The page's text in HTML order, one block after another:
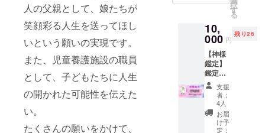
人の父親として、娘たちが
笑顔彩る人生を送ってほし
いという願いの実現です。
また、児童養護施設の職員
として、子どもたちに人生
の開かれた可能性を伝えた
い。
たくさんの願いをかけて、
果効能
は、個
人の体
感であ
り 全て
を保証
するも
のでは
ありま
せん。
画像や
場合は
にご記
入くだ
さい。
✼••┈┈••
✼••┈┈••
✼••┈┈••
✼••┈┈••
✼ 《リ
ターン
提供・
施行責
任者》
✼••┈┈••
✼••┈┈••
✼ 《リ
ターン
提供・
施行責
任者》
主催・
運営
和田 寿
一 ・
サービ
ス内容
て、人
もっと
楽しみ
たい ●
自分に
優しく
なっ
て、周
りにも
優しく
なりた
い ●愛
し方が
✼••┈┈••
✼••┈┈••
✼ 《リ
ターン
提供・
施行責
任者》
主催・
運営
大島英
子 ・
サービ
知的財
産、著
作権は
提供・
施行責
任者に
帰属し
ます。
✼••┈┈••
✼••┈┈••
✼••┈┈••
来の自
分から
のメッ
セージ
を受け
取って
みて下
さい
ね。 ☆
場所：
オンラ
向かう
交通
費、お
食事代
は別途
お支払
い願い
ます。
✼••┈┈••
✼••┈┈••
✼••┈┈••
である
先生が
20年以
上かけ
て研究
された
胎内記
憶の
ワーク
ショッ
プを特
任講
師・宮
択
す
る
10,
000 円
残り26
【神様
鑑定】
鑑定書
PDF＋
オンラ
イン
zoom
セッ
ション
支援
者：
4人
お届
け予
定：